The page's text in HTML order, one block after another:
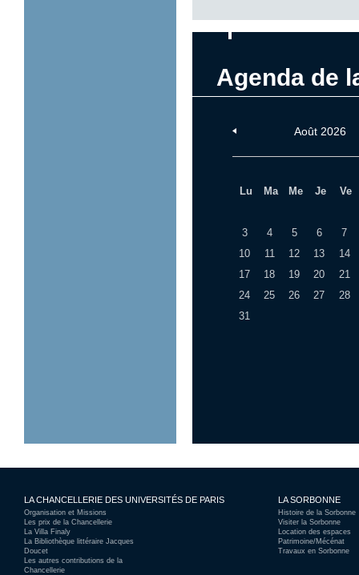
Agenda de
Août 2026
Lu Ma Me Je Ve
3 4 5 6
7
10
11 12 13
14
17
18 19 20
21
24
25 26 27
28
31
LA CHANCELLERIE DES UNIVERSITÉS DE PARIS
Organisation et Missions
Les prix de la Chancellerie
La Villa Finaly
La Bibliothèque littéraire Jacques
Doucet
Les autres contributions de la
Chancellerie
LA SORBONNE
Histoire de la Sorbonne
Visiter la Sorbonne
Location des espaces
Patrimoine/Mécénat
Travaux en Sorbonne